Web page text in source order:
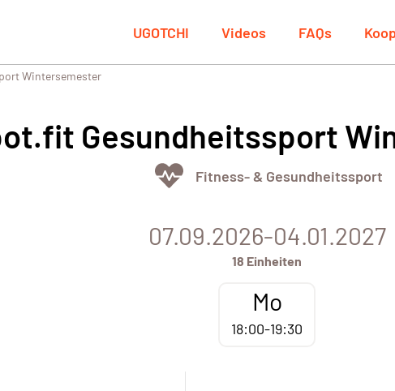
UGOTCHI Videos FAQs
Wintersemester
Gesundheitssport
Fitness- & Gesundheitssport
07.09.2026-04.01.2027
18 Einheiten
Mo
18:00-19:30